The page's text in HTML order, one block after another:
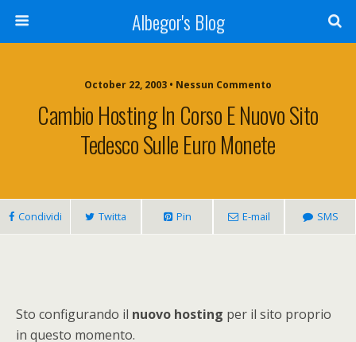
Albegor's Blog
October 22, 2003 • Nessun Commento
Cambio Hosting In Corso E Nuovo Sito
Tedesco Sulle Euro Monete
Condividi Twitta Pin E-mail SMS
Sto configurando il nuovo hosting per il sito proprio
in questo momento.